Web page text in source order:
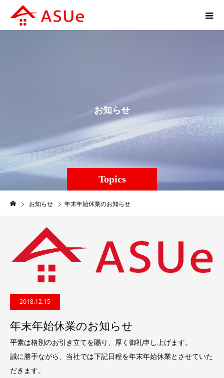
Topics
お知 らせ
お知らせ 年末年始休業のお知らせ
2018.12.15
年末年始休業のお知らせ
平素は格別のお引き立てを賜り、厚く御礼申し上げます。
誠に勝手ながら、当社では下記日程を年末年始休業とさせていた
だきます。